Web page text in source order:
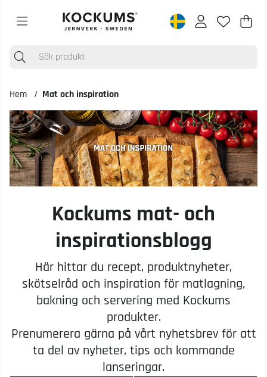
.
Hem Mat och inspiration
Kockums mat- och
inspirationsblogg
Här hittar du recept, produktnyheter,
skötselråd och inspiration för matlagning,
bakning och servering med Kockums
produkter.
Prenumerera gärna på vårt nyhetsbrev för att
ta del av nyheter, tips och kommande
lanseringar.